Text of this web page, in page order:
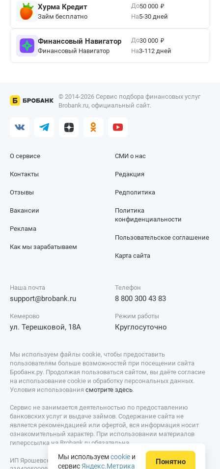
Хурма Кредит
Займ бесплатно
До50 000 ₽
На5-30 дней
Финансовый Навигатор
Финансовый Навигатор
До30 000 ₽
На3-112 дней
© 2014-2026 Сервис подбора финансовых услуг
Brobank.ru, официальный сайт.
О сервисе
Контакты
Отзывы
СМИ о нас
Редакция
Редполитика
Вакансии
Реклама
Как мы зарабатываем
Политика
конфиденциальности
Пользовательское соглашение
Карта сайта
Наша почта
support@brobank.ru
Телефон
8 800 300 43 83
Кемерово
ул. Терешковой, 18А
Режим работы
Круглосуточно
Мы используем файлы cookie, чтобы предоставить
пользователям больше возможностей при посещении сайта
Бробанк.ру. Продолжая пользоваться сайтом, вы даёте согласие
на использование cookie и обработку персональных данных.
Условия использования смотрите здесь.
Сервис не занимается деятельностью по предоставлению
банковских услуг и выдаче займов. Содержание сайта не
является рекомендацией или офертой, вся информация носит
ознакомительный характер. При использовании материалов
гиперссылка на Brobank.ru обязательна.
ИП Ярошевский Д.И. ИНН: 423082922740. ОГРНИП:
Мы используемcookie и
сервис Яндекс.Метрика Понятно